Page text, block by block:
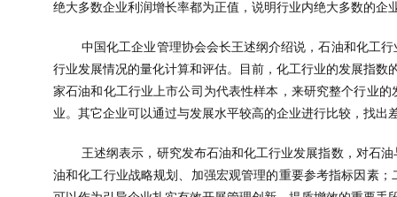
绝大多数企业利润增长率都为正值，说明行业内绝大多数的企
	中国化工企业管理协会会长王述纲介绍说，石油和化工行业发展指数就是石油和化工行业发展程度的数据标准，是对石油与化工
行业发展情况的量化计算和评估。目前，化工行业的发展指数
家石油和化工行业上市公司为代表性样本，来研究整个行业
业。其它企业可以通过与发展水平较高的企业进行比较，找
	王述纲表示，研究发布石油和化工行业发展指数，对石油与化工行业发展情况进行评估，具有重要意义。一是可作为国家制定石
油和化工行业战略规划、加强宏观管理的重要参考指标因素